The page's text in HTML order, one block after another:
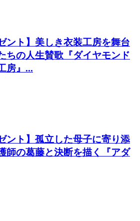
ント】美しき衣装工房を舞台
ちの人生賛歌『ダイヤモンド
房』...
ント】孤立した母子に寄り添
師の葛藤と決断を描く『アダ